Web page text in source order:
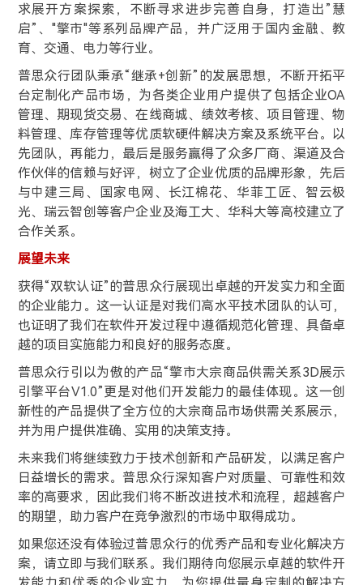
求展开方案探索，不断寻求进步完善自身，打造出”慧
启”、"擎市"等系列品牌产品，并广泛用于国内金融、教
育、交通、电力等行业。
普思众行团队秉承“继承+创新”的发展思想，不断开拓平
台定制化产品市场，为各类企业用户提供了包括企业OA
管理、期现货交易、在线商城、绩效考核、项目管理、物
料管理、库存管理等优质软硬件解决方案及系统平台。以
先团队，再能力，最后是服务赢得了众多厂商、渠道及合
作伙伴的信赖与好评，树立了企业优质的品牌形象，先后
与中建三局、国家电网、长江棉花、华菲工匠、智云极
光、瑞云智创等客户企业及海工大、华科大等高校建立了
合作关系。
展望未来
获得“双软认证”的普思众行展现出卓越的开发实力和全面
的企业能力。这一认证是对我们高水平技术团队的认可，
也证明了我们在软件开发过程中遵循规范化管理、具备卓
越的项目实施能力和良好的服务态度。
普思众行引以为傲的产品“擎市大宗商品供需关系3D展示
引擎平台V1.0”更是对他们开发能力的最佳体现。这一创
新性的产品提供了全方位的大宗商品市场供需关系展示，
并为用户提供准确、实用的决策支持。
未来我们将继续致力于技术创新和产品研发，以满足客户
日益增长的需求。普思众行深知客户对质量、可靠性和效
率的高要求，因此我们将不断改进技术和流程，超越客户
的期望，助力客户在竞争激烈的市场中取得成功。
如果您还没有体验过普思众行的优秀产品和专业化解决方
案，请立即与我们联系。我们期待向您展示卓越的软件开